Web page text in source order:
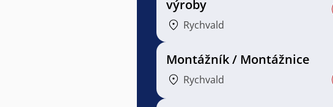
výroby
Rychvald
Montážník / Montážnice
Rychvald